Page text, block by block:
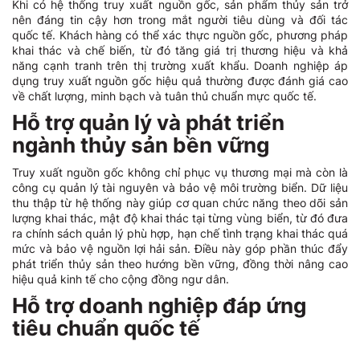
Khi có hệ thống truy xuất nguồn gốc, sản phẩm thủy sản trở
nên đáng tin cậy hơn trong mắt người tiêu dùng và đối tác
quốc tế. Khách hàng có thể xác thực nguồn gốc, phương pháp
khai thác và chế biến, từ đó tăng giá trị thương hiệu và khả
năng cạnh tranh trên thị trường xuất khẩu. Doanh nghiệp áp
dụng truy xuất nguồn gốc hiệu quả thường được đánh giá cao
về chất lượng, minh bạch và tuân thủ chuẩn mực quốc tế.
Hỗ trợ quản lý và phát triển
ngành thủy sản bền vững
Truy xuất nguồn gốc không chỉ phục vụ thương mại mà còn là
công cụ quản lý tài nguyên và bảo vệ môi trường biển. Dữ liệu
thu thập từ hệ thống này giúp cơ quan chức năng theo dõi sản
lượng khai thác, mật độ khai thác tại từng vùng biển, từ đó đưa
ra chính sách quản lý phù hợp, hạn chế tình trạng khai thác quá
mức và bảo vệ nguồn lợi hải sản. Điều này góp phần thúc đẩy
phát triển thủy sản theo hướng bền vững, đồng thời nâng cao
hiệu quả kinh tế cho cộng đồng ngư dân.
Hỗ trợ doanh nghiệp đáp ứng
tiêu chuẩn quốc tế